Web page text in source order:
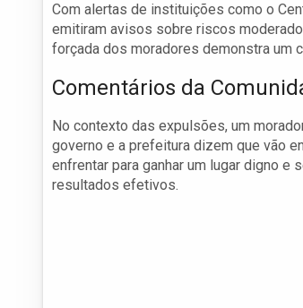
Com alertas de instituições como o
emitiram avisos sobre riscos
forçada dos moradores demonstra um
Comentários da
No contexto das expulsões, um
governo e a prefeitura dizem que vão
enfrentar para ganhar um lugar digno e
resultados efetivos.